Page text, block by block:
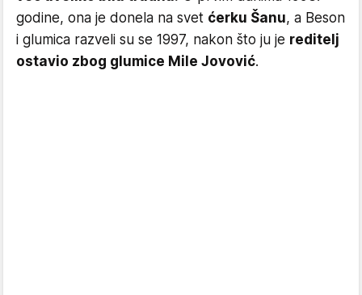
godine, ona je donela na svet ćerku Šanu, a Beson
i glumica razveli su se 1997, nakon što ju je reditelj
ostavio zbog glumice Mile Jovović.